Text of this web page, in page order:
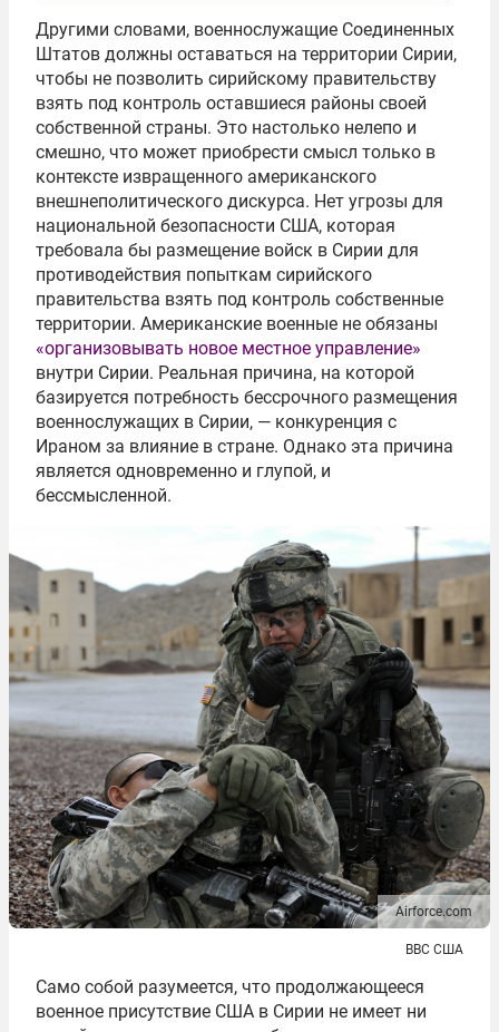
Другими словами, военнослужащие Соединенных
Штатов должны оставаться на территории Сирии,
чтобы не позволить сирийскому правительству
взять под контроль оставшиеся районы своей
собственной страны. Это настолько нелепо и
смешно, что может приобрести смысл только в
контексте извращенного американского
внешнеполитического дискурса. Нет угрозы для
национальной безопасности США, которая
требовала бы размещение войск в Сирии для
противодействия попыткам сирийского
правительства взять под контроль собственные
территории. Американские военные не обязаны
«организовывать новое местное управление»
внутри Сирии. Реальная причина, на которой
базируется потребность бессрочного размещения
военнослужащих в Сирии, — конкуренция с
Ираном за влияние в стране. Однако эта причина
является одновременно и глупой, и
бессмысленной.
Airforce.com
ВВС США
Само собой разумеется, что продолжающееся
военное присутствие США в Сирии не имеет ни